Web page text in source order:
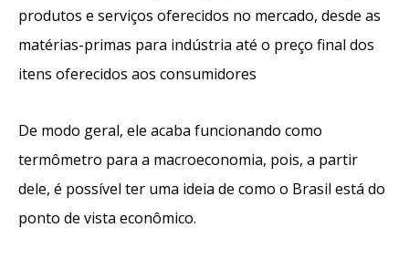
produtos e serviços oferecidos no mercado, desde as
matérias-primas para indústria até o preço final dos
itens oferecidos aos consumidores
De modo geral, ele acaba funcionando como
termômetro para a macroeconomia, pois, a partir
dele, é possível ter uma ideia de como o Brasil está do
ponto de vista econômico.